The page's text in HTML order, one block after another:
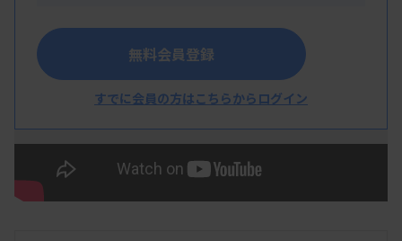
時間）は下記から見られる。
令和6年度 日臨技北日本支部医学検査学会
基調講演『医療DX 』その先に・・・・・
▼講演日：2024年12月14日（土）
無料会員登録
すでに会員の方はこちらからログイン